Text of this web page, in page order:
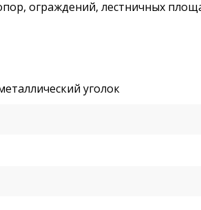
ограждений, лестничных
уголок